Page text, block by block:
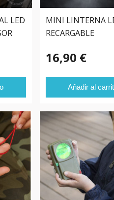
LED
MINI LINTERNA
RECARGABLE
16,90 €
Añadir al